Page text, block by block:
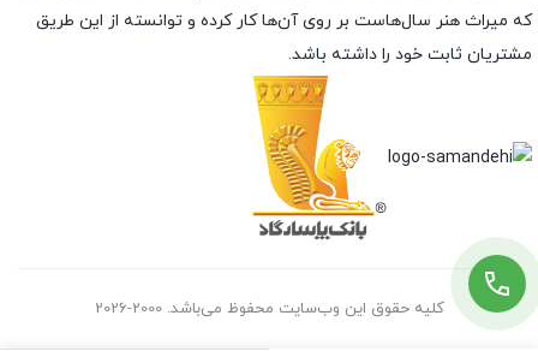
که میراث هنر سال‌هاست بر روی آن‌ها کار کرده و توانسته از این طریق
مشتریان ثابت خود را داشته باشد.
کلیه حقوق این وب‌سایت محفوظ می‌باشد. 2000-2026